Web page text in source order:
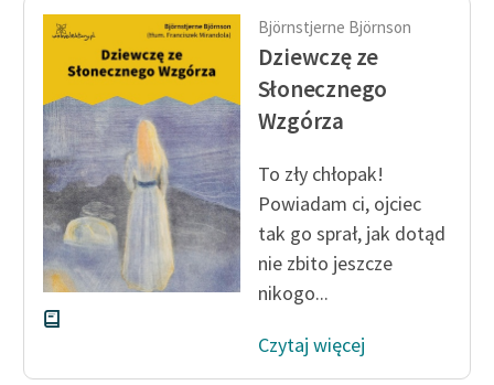
Björnstjerne Björnson
Dziewczę ze
Słonecznego
Wzgórza
To zły chłopak!
Powiadam ci, ojciec
tak go sprał, jak dotąd
nie zbito jeszcze
nikogo...
Czytaj więcej